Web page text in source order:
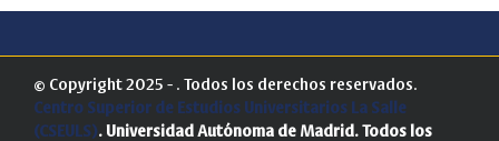
© Copyright 2025 - . Todos los derechos reservados.
Centro Superior de Estudios Universitarios La Salle
(CSEULS). Universidad Autónoma de Madrid. Todos los